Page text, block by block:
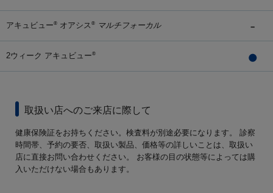
アキュビュー® オアシス ® マルチフォーカル
2ウィーク アキュビュー®
取扱い店へのご来店に際して
健康保険証をお持ちください。検査料が別途必要になります。 診察
時間帯、予約の要否、取扱い製品、価格等の詳しいことは、取扱い
店に直接お問い合わせください。 お客様の目の状態等によっては購
入いただけない場合もあります。